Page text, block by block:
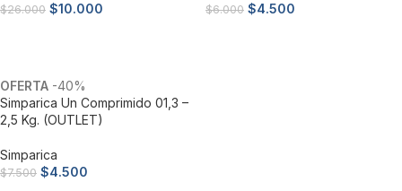
$26.000 $10.000 $6.000 $4.500
-40%
Simparica Un Comprimido 01,3 –
2,5 Kg. (OUTLET)
Simparica
$7.500 $4.500